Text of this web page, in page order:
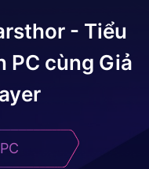
- Tiểu
PC cùng Giả